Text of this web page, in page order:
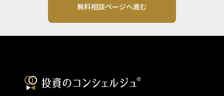
無料相談ページへ進む